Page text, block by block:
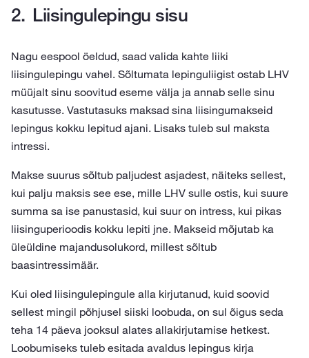
Liisingulepingu sisu
Nagu eespool öeldud, saad valida kahte liiki
liisingulepingu vahel. Sõltumata lepinguliigist ostab LHV
müüjalt sinu soovitud eseme välja ja annab selle sinu
kasutusse. Vastutasuks maksad sina liisingumakseid
lepingus kokku lepitud ajani. Lisaks tuleb sul maksta
intressi.
Makse suurus sõltub paljudest asjadest, näiteks sellest,
kui palju maksis see ese, mille LHV sulle ostis, kui suure
summa sa ise panustasid, kui suur on intress, kui pikas
liisinguperioodis kokku lepiti jne. Makseid mõjutab ka
üleüldine majandusolukord, millest sõltub
baasintressimäär.
Kui oled liisingulepingule alla kirjutanud, kuid soovid
sellest mingil põhjusel siiski loobuda, on sul õigus seda
teha 14 päeva jooksul alates allakirjutamise hetkest.
Loobumiseks tuleb esitada avaldus lepingus kirja